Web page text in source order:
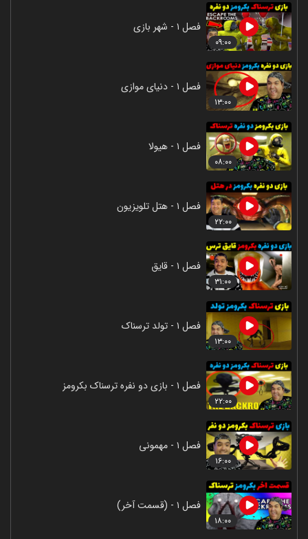
۰۹:۰۰
فصل ۱ - شهر بازی
۱۳:۰۰
فصل ۱ - دنیای موازی
۰۸:۰۰
فصل ۱ - هیولا
۲۲:۰۰
فصل ۱ - هتل تلویزیون
۳۱:۰۰
فصل ۱ - قایق
۱۳:۰۰
فصل ۱ - تولد ترسناک
۲۲:۰۰
فصل ۱ - بازی دو نفره ترسناک بکرومز
۱۶:۰۰
فصل ۱ - مهمونی
۱۸:۰۰
فصل ۱ - (قسمت آخر)